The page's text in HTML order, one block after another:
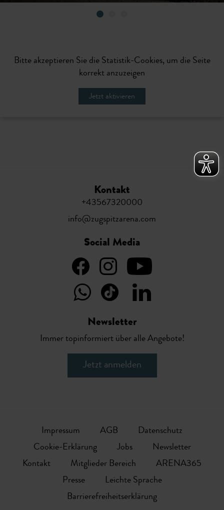
Bitte akzeptieren Sie die Statistik-Cookies, um die Seite
korrekt anzuzeigen
Jetzt aktivieren
Kontakt
+43567320000
info@zugspitzarena.com
Social Media
Newsletter
Immer topinformiert über alle Angebote!
Jetzt anmelden
Impressum AGB
Datenschutz
Cookie-Erklärung
Jobs
Newsletter
Kontakt
Mitglieder Bereich
ARENA365
Presse
Leichte Sprache
Barrierefreiheitserklärung